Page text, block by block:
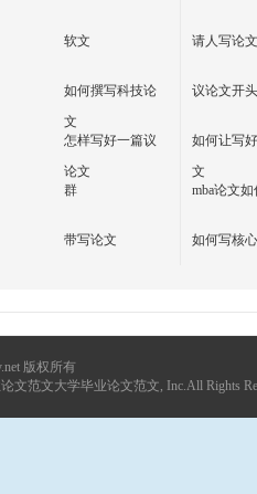
软文 请人写论文
如何撰写科技论
文
议论文开
怎样写好一篇议
论文
如何让写
文
群
mba论文
带写论文 如何写核
版权所有
文范文大学毕业论文范文, Inc.All Rights